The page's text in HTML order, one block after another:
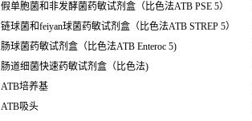
假单胞菌和非发酵菌药敏试剂盒（比色法ATB PSE 5）
链球菌和feiyan球菌药敏试剂盒（比色法ATB STREP 5）
肠球菌药敏试剂盒（比色法ATB Enteroc 5)
肠道细菌快速药敏试剂盒（比色法)
ATB培养基
ATB吸头